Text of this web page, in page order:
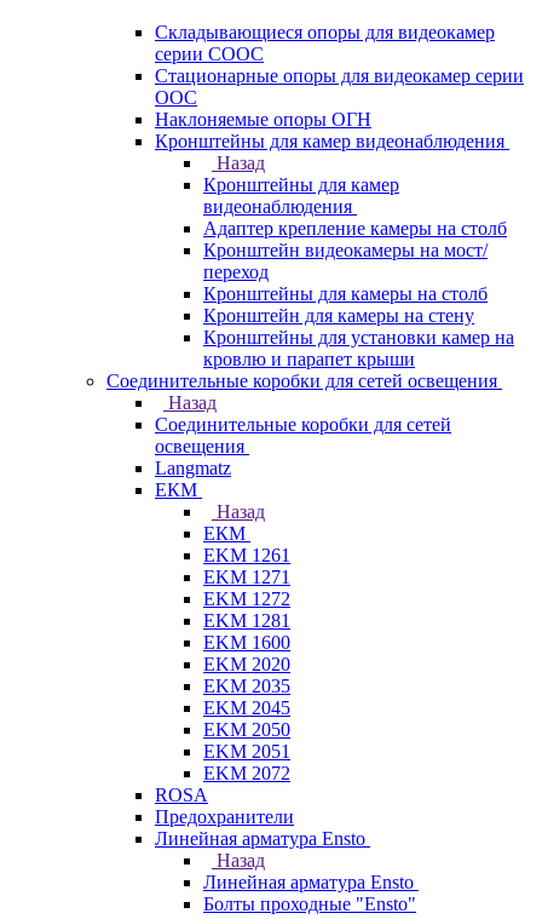
Складывающиеся опоры для видеокамер
серии СООС
Стационарные опоры для видеокамер серии
ООС
Наклоняемые опоры ОГН
Кронштейны для камер видеонаблюдения
Назад
Кронштейны для камер
видеонаблюдения
Адаптер крепление камеры на столб
Кронштейн видеокамеры на мост/
переход
Кронштейны для камеры на столб
Кронштейн для камеры на стену
Кронштейны для установки камер на
кровлю и парапет крыши
Соединительные коробки для сетей освещения
Назад
Соединительные коробки для сетей
освещения
Langmatz
ЕКМ
Назад
ЕКМ
EKM 1261
EKM 1271
EKM 1272
EKM 1281
EKM 1600
EKM 2020
EKM 2035
EKM 2045
EKM 2050
EKM 2051
EKM 2072
ROSA
Предохранители
Линейная арматура Ensto
Назад
Линейная арматура Ensto
Болты проходные "Ensto"